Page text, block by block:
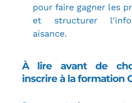
pour faire gagner les
et structurer
aisance.
À lire avant de
inscrire à la formation